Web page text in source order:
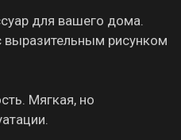
для вашего дома.
выразительным рисунком
Мягкая, но